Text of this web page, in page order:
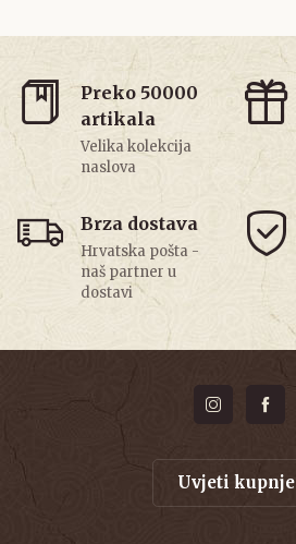
Preko 50000
artikala
Velika kolekcija
naslova
Brza dostava
Hrvatska pošta -
naš partner u
dostavi
Uvjeti kupnje